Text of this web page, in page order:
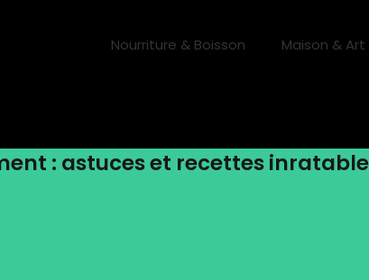
Nourriture & Boisson Maison &
: astuces et recettes